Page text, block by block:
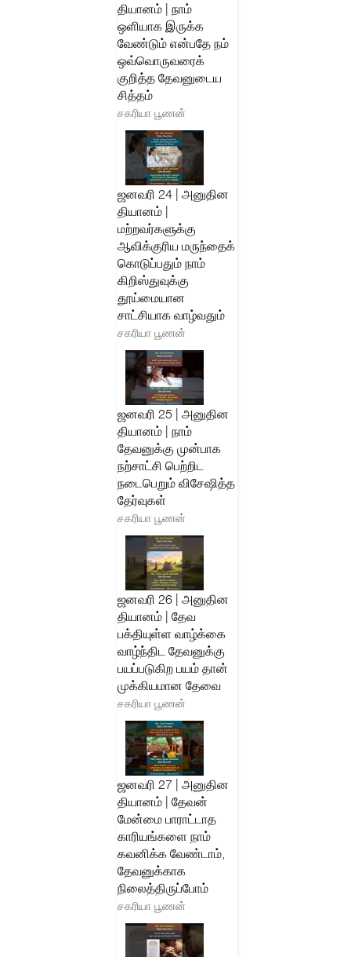
தியானம் | நாம்
ஒளியாக இருக்க
வேண்டும் என்பதே நம்
ஒவ்வொருவரைக்
குறித்த தேவனுடைய
சித்தம்
சகரியா பூணன்
ஜனவரி 24 | அனுதின
தியானம் |
மற்றவர்களுக்கு
ஆவிக்குரிய மருந்தைக்
கொடுப்பதும் நாம்
கிறிஸ்துவுக்கு
தூய்மையான
சாட்சியாக வாழ்வதும்
சகரியா பூணன்
ஜனவரி 25 | அனுதின
தியானம் | நாம்
தேவனுக்கு முன்பாக
நற்சாட்சி பெற்றிட
நடைபெறும் விசேஷித்த
தேர்வுகள்
சகரியா பூணன்
ஜனவரி 26 | அனுதின
தியானம் | தேவ
பக்தியுள்ள வாழ்க்கை
வாழ்ந்திட தேவனுக்கு
பயப்படுகிற பயம் தான்
முக்கியமான தேவை
சகரியா பூணன்
ஜனவரி 27 | அனுதின
தியானம் | தேவன்
மேன்மை பாராட்டாத
காரியங்களை நாம்
கவனிக்க வேண்டாம்,
தேவனுக்காக
நிலைத்திருப்போம்
சகரியா பூணன்